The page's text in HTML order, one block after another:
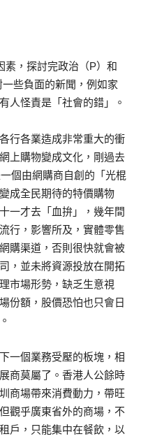
素，探討完政治（P）和
些負面的新聞，例如家
人怪責是「社會的錯」。
行各業造成非常重大的衝
上購物變成文化，剛過去
個由網購商自創的「光棍
成全民期待的特價購物
一才去「血拚」，幾年間
行，影響所及，實體零售
購渠道，否則很快就會被
，並未將資源投放在開拓
市場形勢，缺乏生意視
份額，股價恐怕也只會日
一個業務受壓的板塊，相
商莫屬了。香港人公餘時
商場帶來消費動力，帶旺
觀乎廣東省外的商場，不
戶，只能集中在餐飲，以